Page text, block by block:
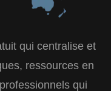
qui centralise et
ressources en
qui